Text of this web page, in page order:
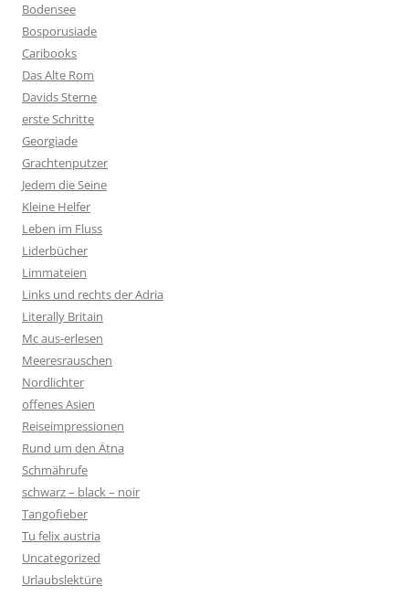
Bodensee
Bosporusiade
Caribooks
Das Alte Rom
Davids Sterne
erste Schritte
Georgiade
Grachtenputzer
Jedem die Seine
Kleine Helfer
Leben im Fluss
Liderbücher
Limmateien
Links und rechts der Adria
Literally Britain
Mc aus-erlesen
Meeresrauschen
Nordlichter
offenes Asien
Reiseimpressionen
Rund um den Ätna
Schmährufe
schwarz – black – noir
Tangofieber
Tu felix austria
Uncategorized
Urlaubslektüre